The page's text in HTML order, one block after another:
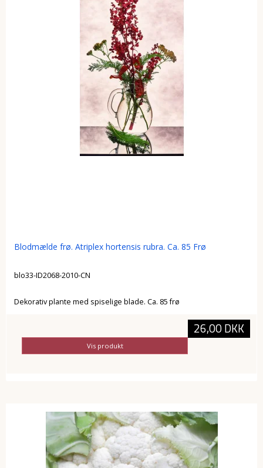
Blodmælde frø. Atriplex hortensis rubra. Ca. 85 Frø
blo33-ID2068-2010-CN
Dekorativ plante med spiselige blade. Ca. 85 frø
26,00 DKK
Vis produkt